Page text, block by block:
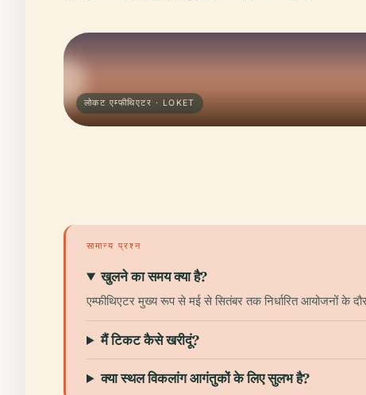
लोकट एम्फीथिएटर · LOKET
सामान्य प्रश्न
खुलने का समय क्या है?
एम्फीथिएटर मुख्य रूप से मई से सितंबर तक निर्धारित आयोजनों के
मैं टिकट कैसे खरीदूं?
क्या स्थल विकलांग आगंतुकों के लिए सुलभ है?